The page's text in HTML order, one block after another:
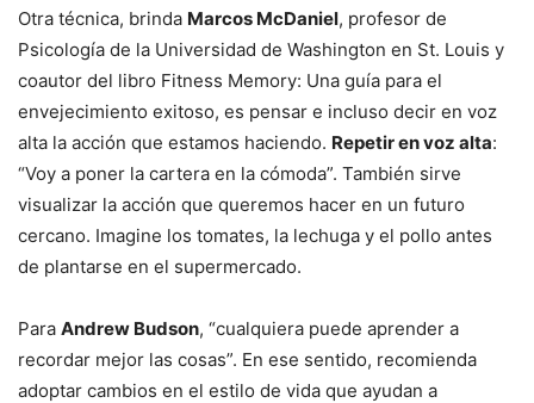
Otra técnica, brinda Marcos McDaniel, profesor de
Psicología de la Universidad de Washington en St. Louis y
coautor del libro Fitness Memory: Una guía para el
envejecimiento exitoso, es pensar e incluso decir en voz
alta la acción que estamos haciendo. Repetir en voz alta:
“Voy a poner la cartera en la cómoda”. También sirve
visualizar la acción que queremos hacer en un futuro
cercano. Imagine los tomates, la lechuga y el pollo antes
de plantarse en el supermercado.
Para Andrew Budson, “cualquiera puede aprender a
recordar mejor las cosas”. En ese sentido, recomienda
adoptar cambios en el estilo de vida que ayudan a